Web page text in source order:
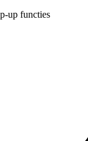
up functies